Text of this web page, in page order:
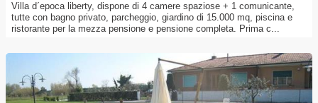
Villa d´epoca liberty, dispone di 4 camere spaziose + 1 comunicante,
tutte con bagno privato, parcheggio, giardino di 15.000 mq, piscina e
ristorante per la mezza pensione e pensione completa. Prima c...